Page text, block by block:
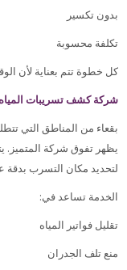
بدون تكسير
تكلفة محسوبة
كل خطوة تتم بعناية لأن
شركة كشف تسريبات المياه
بقعاء من المناطق التي
يظهر تفوق شركة المتميز.
لتحديد مكان التسرب بدقة
الخدمة تساعد في:
تقليل فواتير المياه
منع تلف الجدران